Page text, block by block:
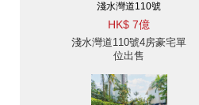
淺水灣道110號
HK$ 7億
淺水灣道110號4房豪宅單
位出售